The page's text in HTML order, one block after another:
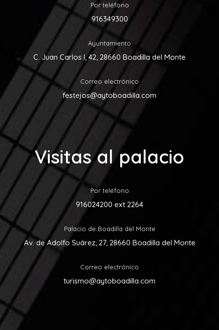
Por teléfono
916349300
Ayuntamiento
C. Juan Carlos I, 42, 28660 Boadilla del Monte
Correo electrónico
festejos@aytoboadilla.com
Visitas al palacio
Por teléfono
916024200 ext 2264
Palacio de Boadilla del Monte
Av. de Adolfo Suárez, 27, 28660 Boadilla del Monte
Correo electrónico
turismo@aytoboadilla.com